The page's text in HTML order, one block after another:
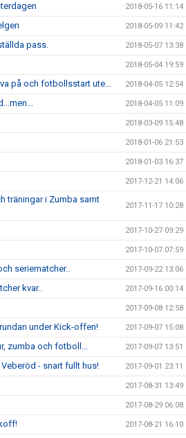
2018-05-16 11:14
2018-05-09 11:42
pass. 2018-05-07 13:38
2018-05-04 19:59
på och fotbollsstart ute... 2018-04-05 12:54
2018-04-05 11:09
2018-03-09 15:48
2018-01-06 21:53
2018-01-03 16:37
2017-12-21 14:06
träningar i Zumba samt
2017-11-17 10:28
2017-10-27 09:29
2017-10-07 07:59
seriematcher.. 2017-09-22 13:06
kvar.. 2017-09-16 00:14
2017-09-08 12:58
under Kick-offen! 2017-09-07 15:08
zumba och fotboll... 2017-09-07 13:51
- snart fullt hus! 2017-09-01 23:11
2017-08-31 13:49
2017-08-29 06:08
2017-08-21 16:10